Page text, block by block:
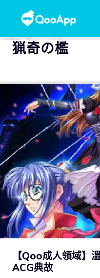
猟奇の檻
【Qoo成人領域】
ACG典故